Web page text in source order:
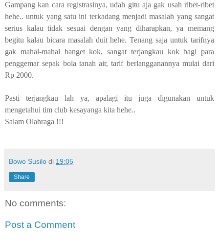
Gampang kan cara registrasinya, udah gitu aja gak usah ribet-ribet
hehe.. untuk yang satu ini terkadang menjadi masalah yang sangat
serius kalau tidak sesuai dengan yang diharapkan, ya memang
begitu kalau bicara masalah duit hehe. Tenang saja untuk tarifnya
gak mahal-mahal banget kok, sangat terjangkau kok bagi para
penggemar sepak bola tanah air, tarif berlangganannya mulai dari
Rp 2000.
Pasti terjangkau lah ya, apalagi itu juga digunakan untuk
mengetahui tim club kesayanga kita hehe..
Salam Olahraga !!!
Bowo Susilo di 19:05
Share
No comments:
Post a Comment